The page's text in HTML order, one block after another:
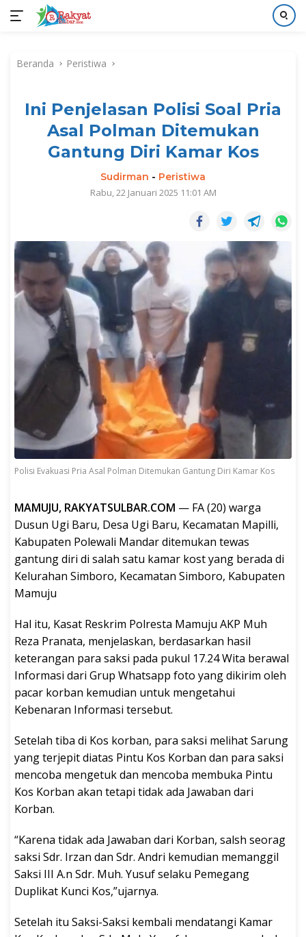
kontenBeranda Peristiwa
Ini Penjelasan Polisi Soal Pria
Asal Polman Ditemukan
Gantung Diri Kamar Kos
Sudirman - Peristiwa
Rabu, 22 Januari 2025 11:01 AM
Polisi Evakuasi Pria Asal Polman Ditemukan Gantung Diri Kamar Kos
MAMUJU, RAKYATSULBAR.COM — FA (20) warga
Dusun Ugi Baru, Desa Ugi Baru, Kecamatan Mapilli,
Kabupaten Polewali Mandar ditemukan tewas
gantung diri di salah satu kamar kost yang berada di
Kelurahan Simboro, Kecamatan Simboro, Kabupaten
Mamuju
Hal itu, Kasat Reskrim Polresta Mamuju AKP Muh
Reza Pranata, menjelaskan, berdasarkan hasil
keterangan para saksi pada pukul 17.24 Wita berawal
Informasi dari Grup Whatsapp foto yang dikirim oleh
pacar korban kemudian untuk mengetahui
Kebenaran Informasi tersebut.
Setelah tiba di Kos korban, para saksi melihat Sarung
yang terjepit diatas Pintu Kos Korban dan para saksi
mencoba mengetuk dan mencoba membuka Pintu
Kos Korban akan tetapi tidak ada Jawaban dari
Korban.
“Karena tidak ada Jawaban dari Korban, salsh seorag
saksi Sdr. Irzan dan Sdr. Andri kemudian memanggil
Saksi III A.n Sdr. Muh. Yusuf selaku Pemegang
Duplikat Kunci Kos,”ujarnya.
Setelah itu Saksi-Saksi kembali mendatangi Kamar